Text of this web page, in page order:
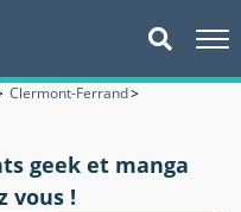
Clermont-Ferrand>
geek et manga
vous !